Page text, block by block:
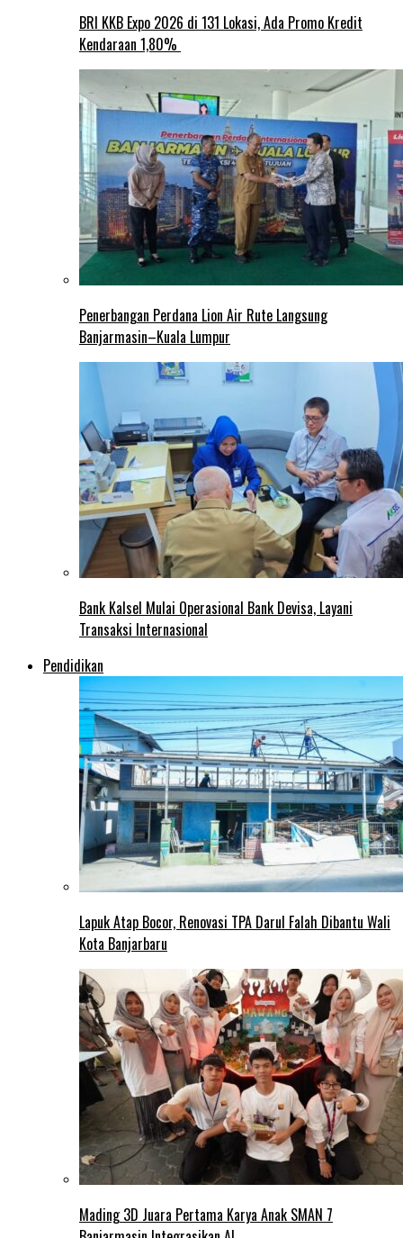
BRI KKB Expo 2026 di 131 Lokasi, Ada Promo Kredit
Kendaraan 1,80%
Penerbangan Perdana Lion Air Rute Langsung
Banjarmasin–Kuala Lumpur
Bank Kalsel Mulai Operasional Bank Devisa, Layani
Transaksi Internasional
Pendidikan
Lapuk Atap Bocor, Renovasi TPA Darul Falah Dibantu Wali
Kota Banjarbaru
Mading 3D Juara Pertama Karya Anak SMAN 7